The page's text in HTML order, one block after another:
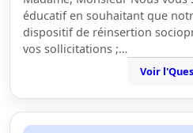
éducatif en souhaitant que
dispositif de réinsertion
vos sollicitations ;…
Voir